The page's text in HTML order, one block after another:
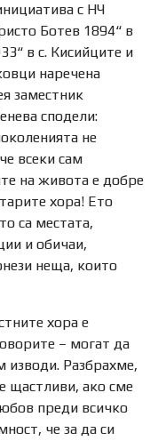
с НЧ
Ботев 1894“ в
в с. Кисийците и
наречена
заместник
сподели:
не
всеки сам
на живота е добре
хора! Ето
са местата,
и обичаи,
неща, които
хора е
– могат да
изводи. Разбрахме,
щастливи, ако сме
преди всичко
че за да си